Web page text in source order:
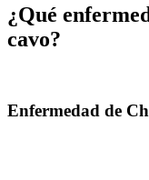
¿Qué
cavo?
Enfermedad de